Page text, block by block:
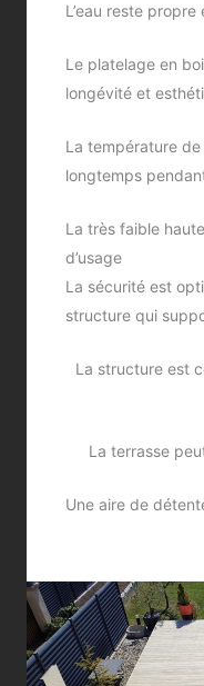
L’eau reste
Le platelage en
longévité et
La température de
longtemps
La très faible
d’usage
La sécurité est
structure qui
La structure est
La terrasse
Une aire de